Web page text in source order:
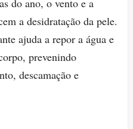
do ano, o vento e a
a desidratação da pele.
ajuda a repor a água e
prevenindo
descamação e